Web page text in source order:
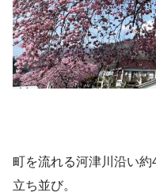
町を流れる河津川沿い
立ち並び。